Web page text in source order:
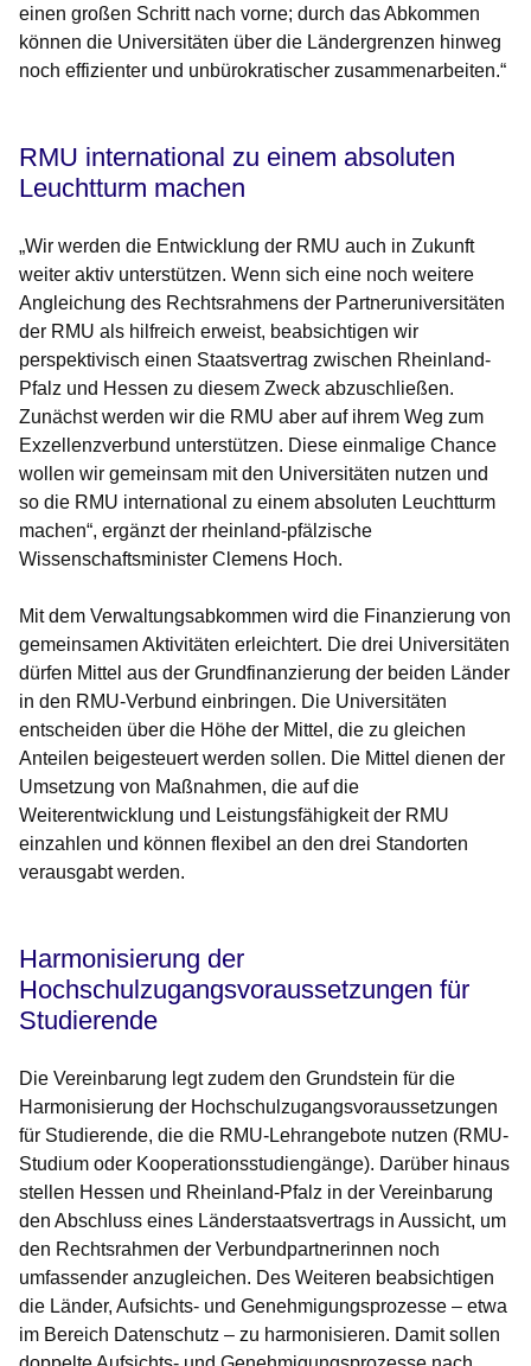
einen großen Schritt nach vorne; durch das Abkommen
können die Universitäten über die Ländergrenzen hinweg
noch effizienter und unbürokratischer zusammenarbeiten.“
RMU international zu einem absoluten
Leuchtturm machen
„Wir werden die Entwicklung der RMU auch in Zukunft
weiter aktiv unterstützen. Wenn sich eine noch weitere
Angleichung des Rechtsrahmens der Partneruniversitäten
der RMU als hilfreich erweist, beabsichtigen wir
perspektivisch einen Staatsvertrag zwischen Rheinland-
Pfalz und Hessen zu diesem Zweck abzuschließen.
Zunächst werden wir die RMU aber auf ihrem Weg zum
Exzellenzverbund unterstützen. Diese einmalige Chance
wollen wir gemeinsam mit den Universitäten nutzen und
so die RMU international zu einem absoluten Leuchtturm
machen“, ergänzt der rheinland-pfälzische
Wissenschaftsminister Clemens Hoch.
Mit dem Verwaltungsabkommen wird die Finanzierung von
gemeinsamen Aktivitäten erleichtert. Die drei Universitäten
dürfen Mittel aus der Grundfinanzierung der beiden Länder
in den RMU-Verbund einbringen. Die Universitäten
entscheiden über die Höhe der Mittel, die zu gleichen
Anteilen beigesteuert werden sollen. Die Mittel dienen der
Umsetzung von Maßnahmen, die auf die
Weiterentwicklung und Leistungsfähigkeit der RMU
einzahlen und können flexibel an den drei Standorten
verausgabt werden.
Harmonisierung der
Hochschulzugangsvoraussetzungen für
Studierende
Die Vereinbarung legt zudem den Grundstein für die
Harmonisierung der Hochschulzugangsvoraussetzungen
für Studierende, die die RMU-Lehrangebote nutzen (RMU-
Studium oder Kooperationsstudiengänge). Darüber hinaus
stellen Hessen und Rheinland-Pfalz in der Vereinbarung
den Abschluss eines Länderstaatsvertrags in Aussicht, um
den Rechtsrahmen der Verbundpartnerinnen noch
umfassender anzugleichen. Des Weiteren beabsichtigen
die Länder, Aufsichts- und Genehmigungsprozesse – etwa
im Bereich Datenschutz – zu harmonisieren. Damit sollen